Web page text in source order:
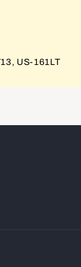
US-161LT